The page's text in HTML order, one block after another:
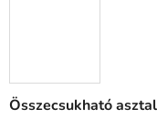
Összecsukható